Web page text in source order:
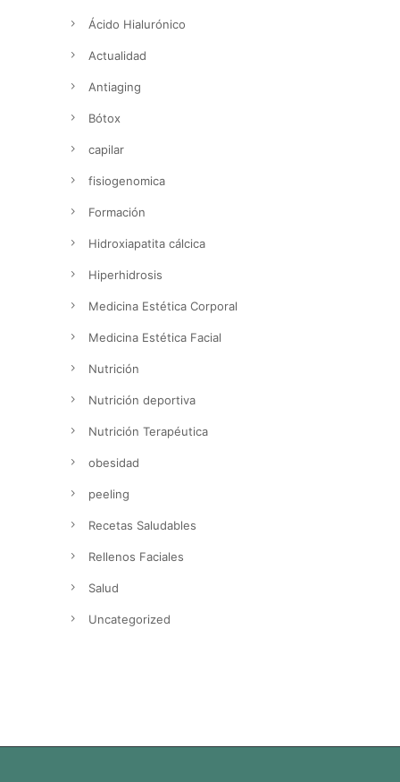
Ácido Hialurónico
Actualidad
Antiaging
Bótox
capilar
fisiogenomica
Formación
Hidroxiapatita cálcica
Hiperhidrosis
Medicina Estética Corporal
Medicina Estética Facial
Nutrición
Nutrición deportiva
Nutrición Terapéutica
obesidad
peeling
Recetas Saludables
Rellenos Faciales
Salud
Uncategorized